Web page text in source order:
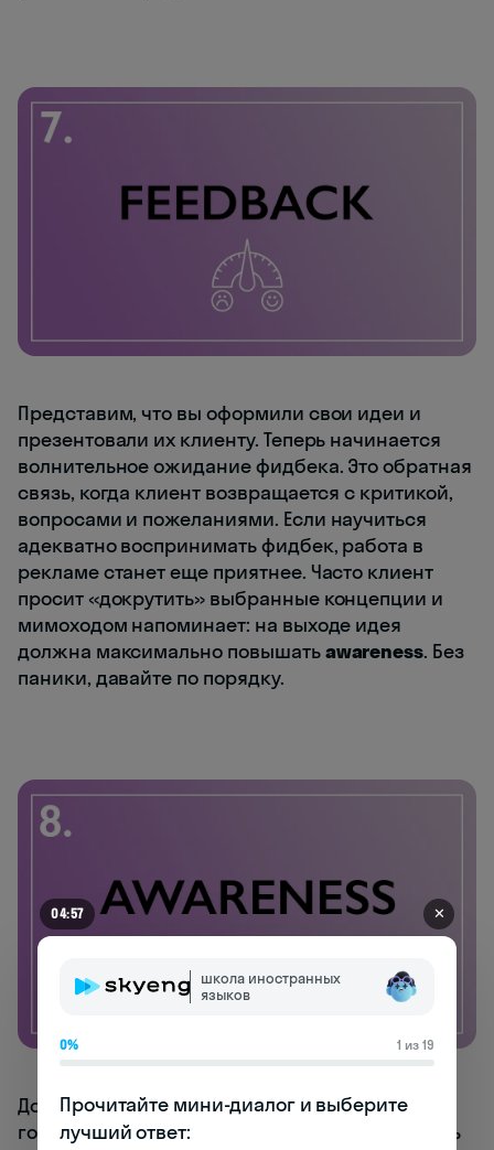
Представим, что вы оформили свои идеи и
презентовали их клиенту. Теперь начинается
волнительное ожидание фидбека. Это обратная
связь, когда клиент возвращается с критикой,
вопросами и пожеланиями. Если научиться
адекватно воспринимать фидбек, работа в
рекламе станет еще приятнее. Часто клиент
просит «докрутить» выбранные концепции и
мимоходом напоминает: на выходе идея
должна максимально повышатьawareness. Без
паники, давайте по порядку.
Дословно это «осведомленность», а проще
говоря, знание о бренде. Если вы когда-нибудь
04:50 ✕
школа иностранных
языков
0% 1 из 19
Прочитайте мини-диалог и выберите
лучший ответ: